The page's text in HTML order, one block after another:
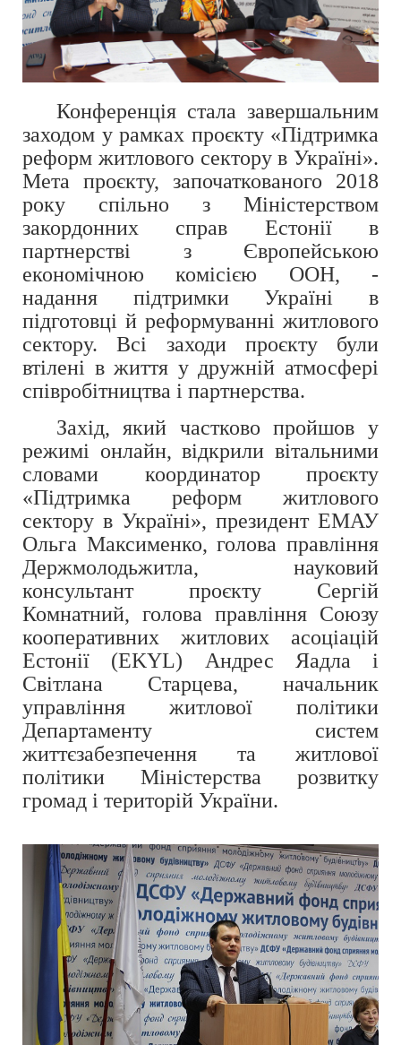
Конференція стала завершальним
заходом у рамках проєкту «Підтримка
реформ житлового сектору в Україні».
Мета проєкту, започаткованого 2018
року спільно з Міністерством
закордонних справ Естонії в
партнерстві з Європейською
економічною комісією ООН, -
надання підтримки Україні в
підготовці й реформуванні житлового
сектору. Всі заходи проєкту були
втілені в життя у дружній атмосфері
співробітництва і партнерства.
Захід, який частково пройшов у
режимі онлайн, відкрили вітальними
словами координатор проєкту
«Підтримка реформ житлового
сектору в Україні», президент ЕМАУ
Ольга Максименко, голова правління
Держмолодьжитла, науковий
консультант проєкту Сергій
Комнатний, голова правління Союзу
кооперативних житлових асоціацій
Естонії (EKYL) Андрес Яадла і
Світлана Старцева, начальник
управління житлової політики
Департаменту систем
життєзабезпечення та житлової
політики Міністерства розвитку
громад і територій України.